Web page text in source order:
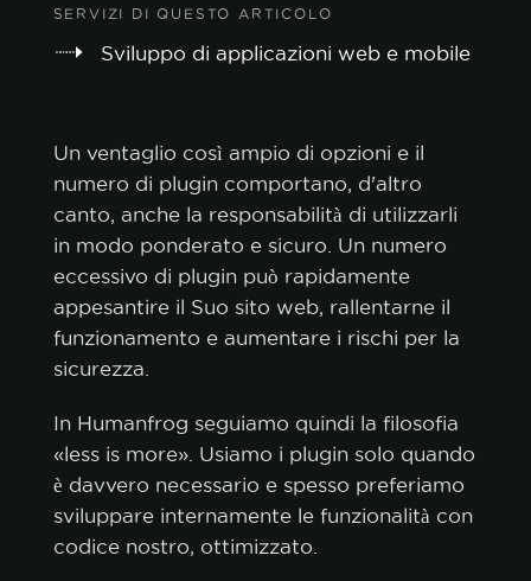
SERVIZI DI QUESTO ARTICOLO
Sviluppo di applicazioni web e mobile
Un ventaglio così ampio di opzioni e il
numero di plugin comportano, d'altro
canto, anche la responsabilità di utilizzarli
in modo ponderato e sicuro. Un numero
eccessivo di plugin può rapidamente
appesantire il Suo sito web, rallentarne il
funzionamento e aumentare i rischi per la
sicurezza.
In Humanfrog seguiamo quindi la filosofia
«less is more». Usiamo i plugin solo quando
è davvero necessario e spesso preferiamo
sviluppare internamente le funzionalità con
codice nostro, ottimizzato.